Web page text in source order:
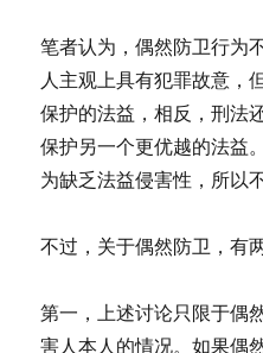
笔者认为，偶然防卫行为
人主观上具有犯罪故意，
保护的法益，相反，刑法
保护另一个更优越的法益
为缺乏法益侵害性，所以
不过，关于偶然防卫，有
第一，上述讨论只限于偶
害人本人的情况。如果偶